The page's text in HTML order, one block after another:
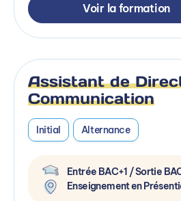
Voir la formation
Assistant de
Communication
Initial Alternance
Entrée BAC+1 / Sortie
Enseignement en